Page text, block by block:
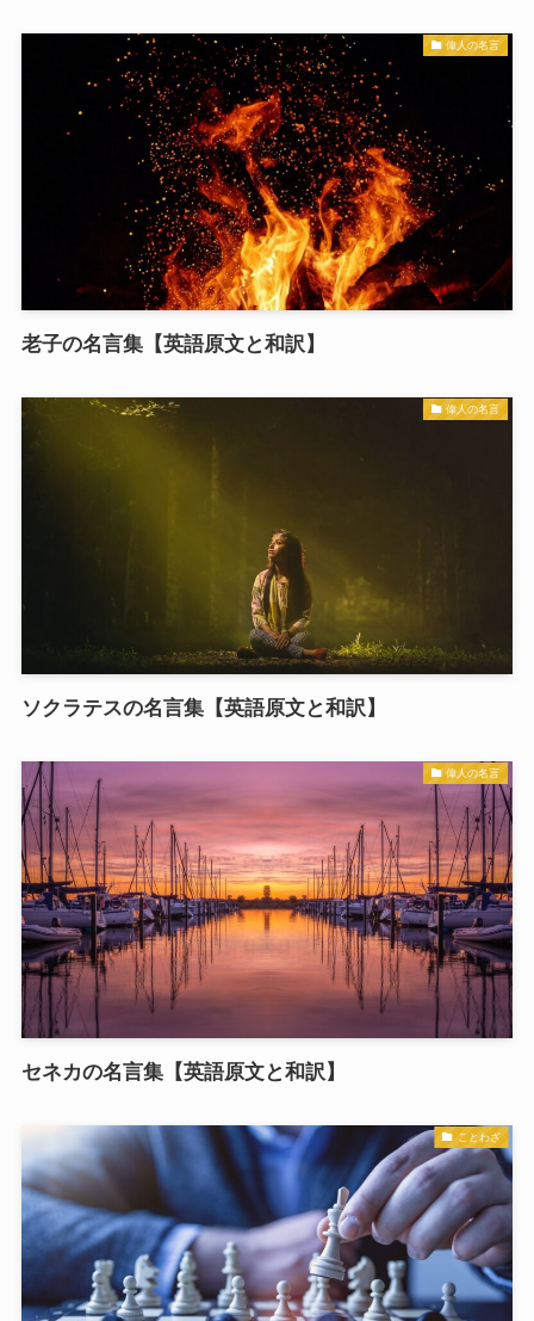
偉人の名言
老子の名言集【英語原文と和訳】
偉人の名言
ソクラテスの名言集【英語原文と和訳】
偉人の名言
セネカの名言集【英語原文と和訳】
ことわざ